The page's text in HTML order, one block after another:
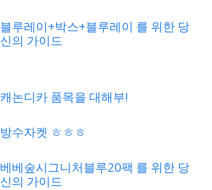
블루레이+박스+블루레이 를 위한 당
신의 가이드
캐논디카 품목을 대해부!
방수자켓 ㅎㅎㅎ
베베숲시그니처블루20팩 를 위한 당
신의 가이드